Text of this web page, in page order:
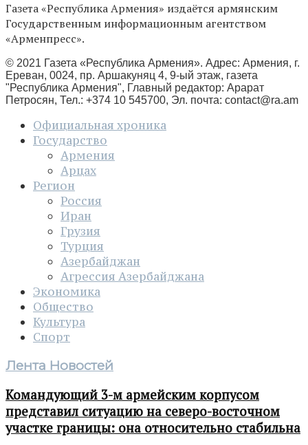
Газета «Республика Армения» издаётся армянским
Государственным информационным агентством
«Арменпресс».
© 2021 Газета «Республика Армения». Адрес: Армения, г.
Ереван, 0024, пр. Аршакуняц 4, 9-ый этаж, газета
"Республика Армения", Главный редактор: Арарат
Петросян, Тел.: +374 10 545700, Эл. почта: contact@ra.am
Официальная хроника
Государство
Армения
Арцах
Регион
Россия
Иран
Грузия
Турция
Азербайджан
Агрессия Азербайджана
Экономика
Общество
Культура
Спорт
Лента Новостей
Командующий 3-м армейским корпусом
представил ситуацию на северо-восточном
участке границы: она относительно стабильна